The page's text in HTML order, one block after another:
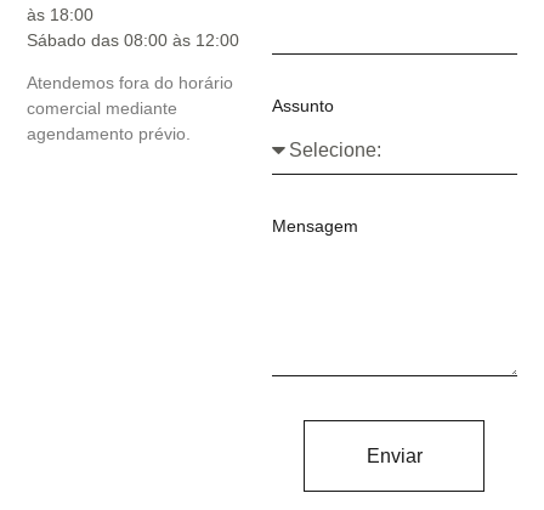
às 18:00
Sábado das 08:00 às 12:00
Atendemos fora do horário
comercial mediante
agendamento prévio.
Assunto
Mensagem
Enviar